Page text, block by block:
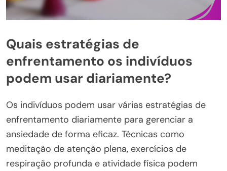
Quais estratégias de
enfrentamento os indivíduos
podem usar diariamente?
Os indivíduos podem usar várias estratégias de
enfrentamento diariamente para gerenciar a
ansiedade de forma eficaz. Técnicas como
meditação de atenção plena, exercícios de
respiração profunda e atividade física podem